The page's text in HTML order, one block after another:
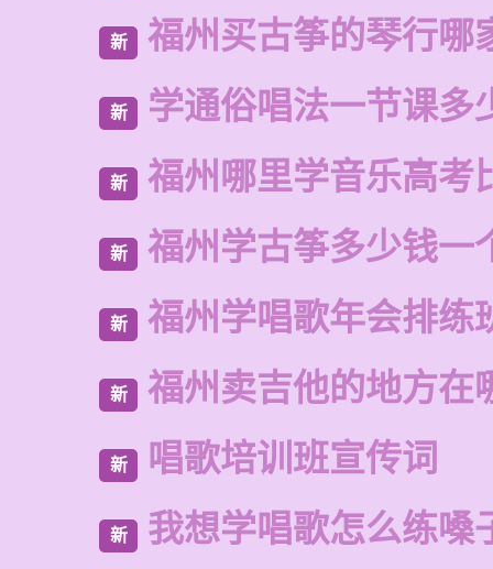
新 福州买古筝的琴行哪
新 学通俗唱法一节课多
新 福州哪里学音乐高考
新 福州学古筝多少钱一
新 福州学唱歌年会排练
新 福州卖吉他的地方在
新 唱歌培训班宣传词
新 我想学唱歌怎么练嗓